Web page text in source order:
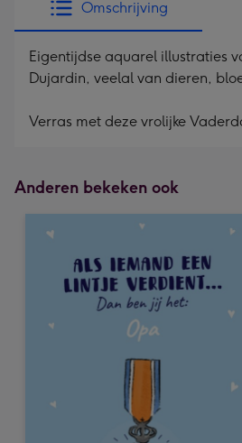
mm
indruk
-
Dimensions:
240
240
Omschrijving
Eigentijdse aquarel illustraties
Dujardin, veelal van dieren,
Verras met deze vrolijke
Anderen bekeken ook